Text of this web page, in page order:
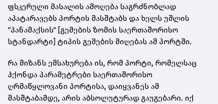
ფსკერული მასალის ამოღება საგრძნობლად
აპატარავებს პორტის მასშტაბს და ხელს უშლის
"პანამაქსის" [გემების ზომის საერთაშორისო
სტანდარტი] ტიპის გემების მიღებას ამ პორტში.
რა მიზანს ემსახურება ის, რომ პორტი, რომელსაც
ჰქონდა პარამეტრები საერთაშორისო
ღრმაწყლოვანი პორტისა, დაიყვანეს ამ
მასშტაბამდე, არის აბსოლუტურად გაუგებარი. იქ